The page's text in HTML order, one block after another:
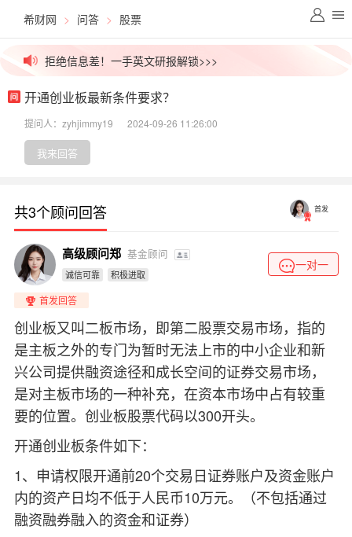
希财网 > 问答 > 股票
高盛/大摩内部PDF，无删减下载>>>
拒绝信息差！一手英文研报解锁>>>
高价稀缺资源群，最后10个名额>>>
吃瓜！今日股市小作文已汇总>>>
价值千元外资研报，今日免费更新>>>
开通创业板最新条件要求？
提问人：zyhjimmy19 2024-09-26 11:26:00
我来回答
共3个顾问回答 首发
高级顾问郑 基金顾问
诚信可靠 积极进取
一对一
首发回答
创业板又叫二板市场，即第二股票交易市场，指的
是主板之外的专门为暂时无法上市的中小企业和新
兴公司提供融资途径和成长空间的证券交易市场，
是对主板市场的一种补充，在资本市场中占有较重
要的位置。创业板股票代码以300开头。
开通创业板条件如下：
1、 申请权限开通前20个交易日证券账户及资金账户
内的资产日均不低于人民币10万元。
（不包括通过
融资融券融入的资金和证券）